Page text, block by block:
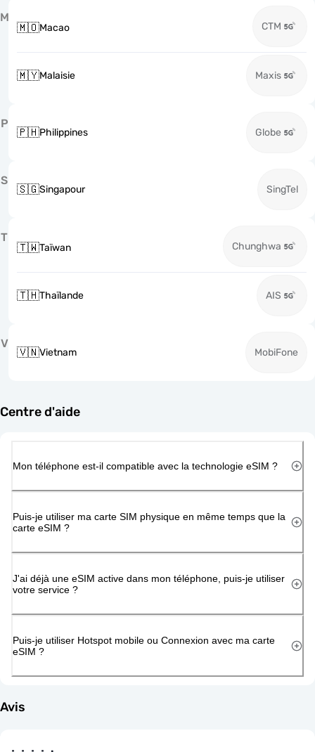
M
🇲🇴Macao CTM
🇲🇾Malaisie Maxis
P
🇵🇭Philippines Globe
S
🇸🇬Singapour SingTel
T
🇹🇼Taïwan Chunghwa
🇹🇭Thaïlande AIS
V
🇻🇳Vietnam MobiFone
Centre d'aide
Mon téléphone est-il compatible avec la technologie eSIM ?
Puis-je utiliser ma carte SIM physique en même temps que la
carte eSIM ?
J'ai déjà une eSIM active dans mon téléphone, puis-je utiliser
votre service ?
Puis-je utiliser Hotspot mobile ou Connexion avec ma carte
eSIM ?
Avis